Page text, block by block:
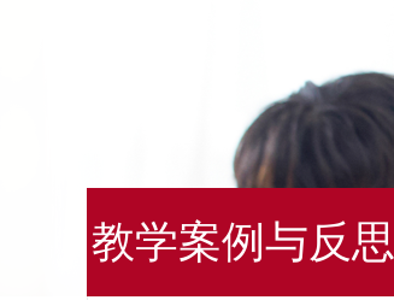
教学案例与反思